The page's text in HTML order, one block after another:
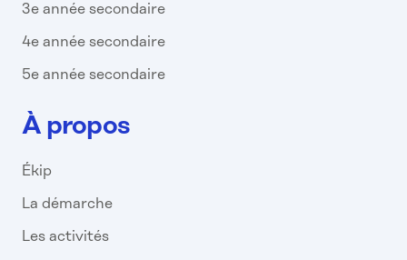
3e année secondaire
4e année secondaire
5e année secondaire
À propos
Ékip
La démarche
Les activités